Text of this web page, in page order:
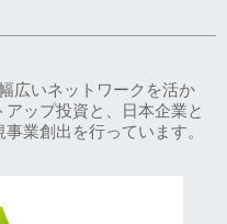
広いネットワークを活か
ップ投資と、日本企業と
業創出を行っています。